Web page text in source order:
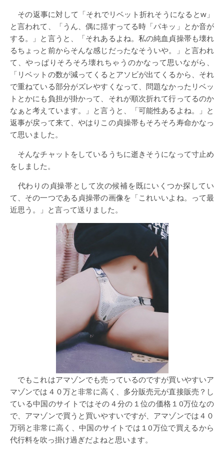
その返事に対して「それでリベット折れそうになるとw」
と言われて、「うん、偶に揺すってる時「パキッ」とか音が
する。」と言うと、「それあるよね。私の純血貞操帯も壊れ
るちょっと前からそんな感じだったなそういや。」と言われ
て、やっぱりそろそろ壊れちゃうのかなって思いながら、
「リベットの数が減ってくるとアソビが出てくるから、それ
で重ねている部分がズレやすくなって、問題なかったリベッ
トとかにも負担が掛かって、それが順次折れて行ってるのか
なぁと考えています。」と言うと、「可能性あるよね。」と
返事が戻って来て、やはりこの貞操帯もそろそろ寿命かなっ
て思いました。
そんなチャットをしているうちに逝きそうになって寸止め
をしました。
代わりの貞操帯として次の候補を既にいくつか探してい
て、その一つである貞操帯の画像を「これいいよね。って最
近思う。」と言って送りました。
でもこれはアマゾンでも売っているのですが買いやすいア
マゾンでは４０万と非常に高く、多分販売元が直接販売？し
ている中国のサイトではその４分の１位の価格１0万位なの
で、アマゾンで買うと買いやすいですが、アマゾンでは４０
万弱と非常に高く、中国のサイトでは１0万位で買えるから
代行料を吹っ掛け過ぎだよねと思います。